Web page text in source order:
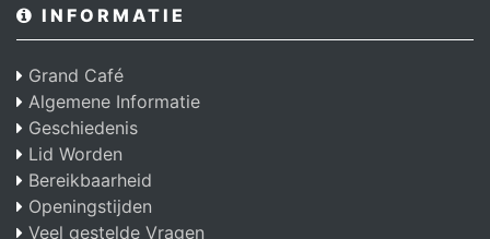
INFORMATIE
Grand Café
Algemene Informatie
Geschiedenis
Lid Worden
Bereikbaarheid
Openingstijden
Veel gestelde Vragen